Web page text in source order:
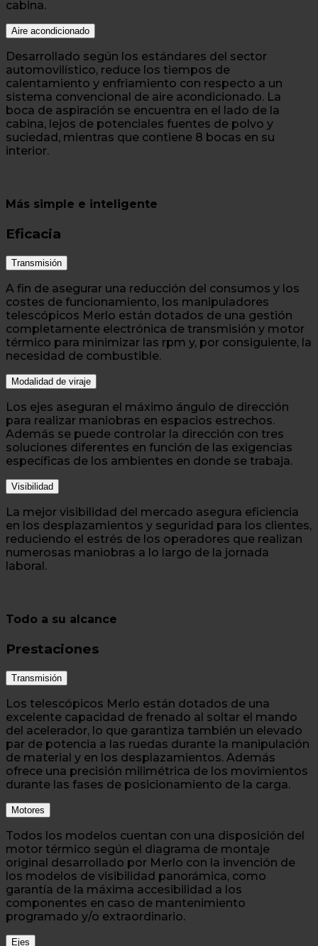
cabina.
Aire acondicionado
Desarrollado según los estándares del sector
automovilístico, reduce los tiempos de
calentamiento y enfriamiento con respecto a un
sistema convencional de aire acondicionado. La
boca de aspiración se encuentra en el lado de la
cabina, lejos de potenciales fuentes de polvo y
suciedad, mientras que contiene 8 bocas en su
interior.
Más simple e inteligente
Eficacia
Transmisión
A fin de asegurar una reducción del consumos y los
costes de funcionamiento, los manipuladores
telescópicos Merlo están dotados de una gestión
completamente electrónica de transmisión y motor
térmico para minimizar las rpm y, por consiguiente, la
necesidad de combustible.
Modalidad de viraje
Los ejes aseguran el máximo ángulo de dirección
para realizar maniobras en espacios estrechos.
Además se puede controlar la dirección con tres
soluciones diferentes en función de las exigencias
específicas de los ambientes en donde se trabaja.
Visibilidad
La mejor visibilidad del mercado asegura eficiencia
en los desplazamientos y seguridad para los clientes,
reduciendo el estrés de los operadores que realizan
numerosas maniobras a lo largo de la jornada
laboral.
Todo a su alcance
Prestaciones
Transmisión
Los telescópicos Merlo están dotados de una
excelente capacidad de frenado al soltar el mando
del acelerador, lo que garantiza también un elevado
par de potencia a las ruedas durante la manipulación
de material y en los desplazamientos. Además
ofrece una precisión milimétrica de los movimientos
durante las fases de posicionamiento de la carga.
Motores
Todos los modelos cuentan con una disposición del
motor térmico según el diagrama de montaje
original desarrollado por Merlo con la invención de
los modelos de visibilidad panorámica, como
garantía de la máxima accesibilidad a los
componentes en caso de mantenimiento
programado y/o extraordinario.
Ejes